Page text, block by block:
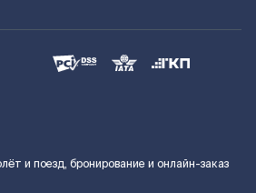
и поезд, бронирование и онлайн-заказ